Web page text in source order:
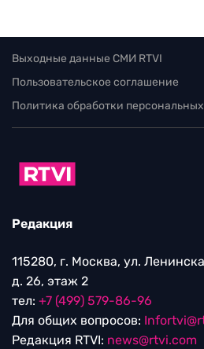
Выходные данные СМИ RTVI
Пользовательское соглашение
Политика обработки
Редакция
115280, г. Москва, ул.
д. 26, этаж 2
тел: +7 (499) 579-86-96
Для общих вопросов:
Редакция RTVI: news@rtvi.com